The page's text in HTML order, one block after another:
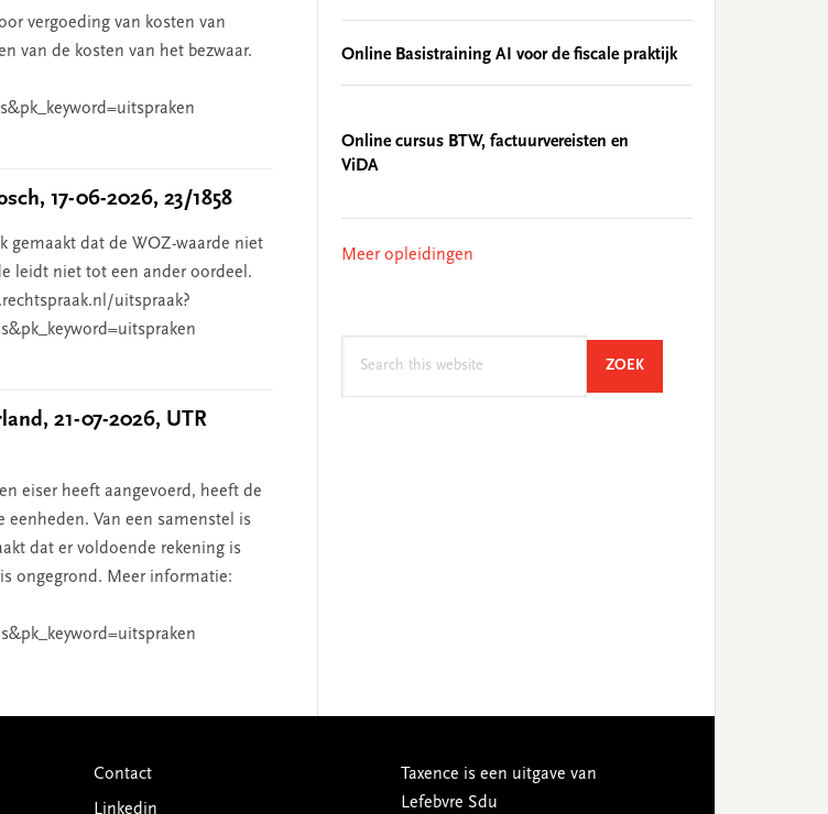
vergoeding van kosten van
van de kosten van het bezwaar.
17-06-2026, 23/1858
gemaakt dat de WOZ-waarde niet
leidt niet tot een ander oordeel.
uitspraak?
21-07-2026, UTR
eiser heeft aangevoerd, heeft de
Van een samenstel is
dat er voldoende rekening is
ongegrond. Meer informatie:
Online Basistraining AI voor de fiscale praktijk
Online cursus BTW, factuurvereisten en
ViDA
Meer opleidingen
ZOEKSEARCH
Contact
Linkedin
Taxence is een uitgave van
Lefebvre Sdu